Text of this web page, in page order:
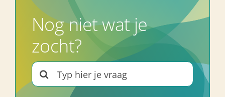
Nog niet wat je
zocht?
Search
for: